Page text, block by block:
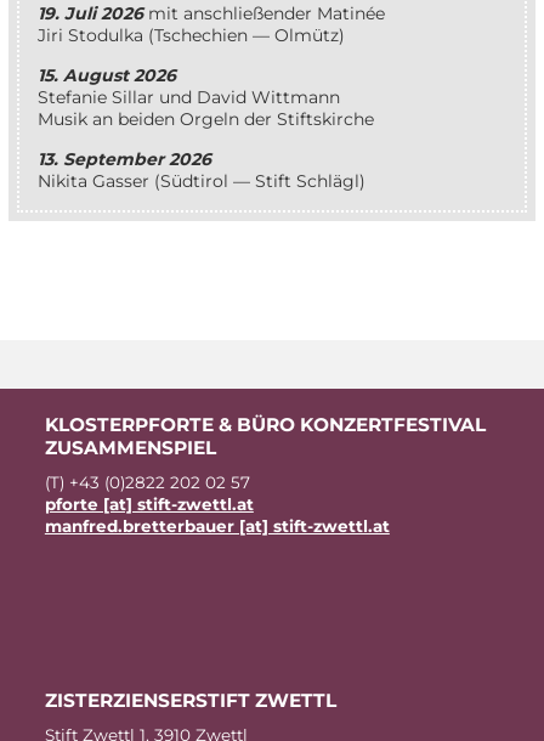
19. Juli 2026mit an­schlie­ßen­der Matinée
Jiri Sto­dul­ka (Tsche­chi­en — Olmütz)
15. Au­gust 2026
Ste­fa­nie Sil­lar und Da­vid Wittmann
Mu­sik an bei­den Or­geln der Stiftskirche
13. Sep­tem­ber 2026
Ni­ki­ta Gas­ser (Süd­ti­rol — Stift Schlägl)
KLOS­TER­PFOR­TE & BÜRO KON­ZERT­FES­TI­VAL
ZUSAMMENSPIEL
(T) +43 (0)2822 202 02 57
pfor­te [at] stift-zwettl.at
manfred.bretterbauer [at] stift-zwettl.at
ZIS­TER­ZI­EN­SER­STIFT ZWETTL
Stift Zwettl 1, 3910 Zwettl